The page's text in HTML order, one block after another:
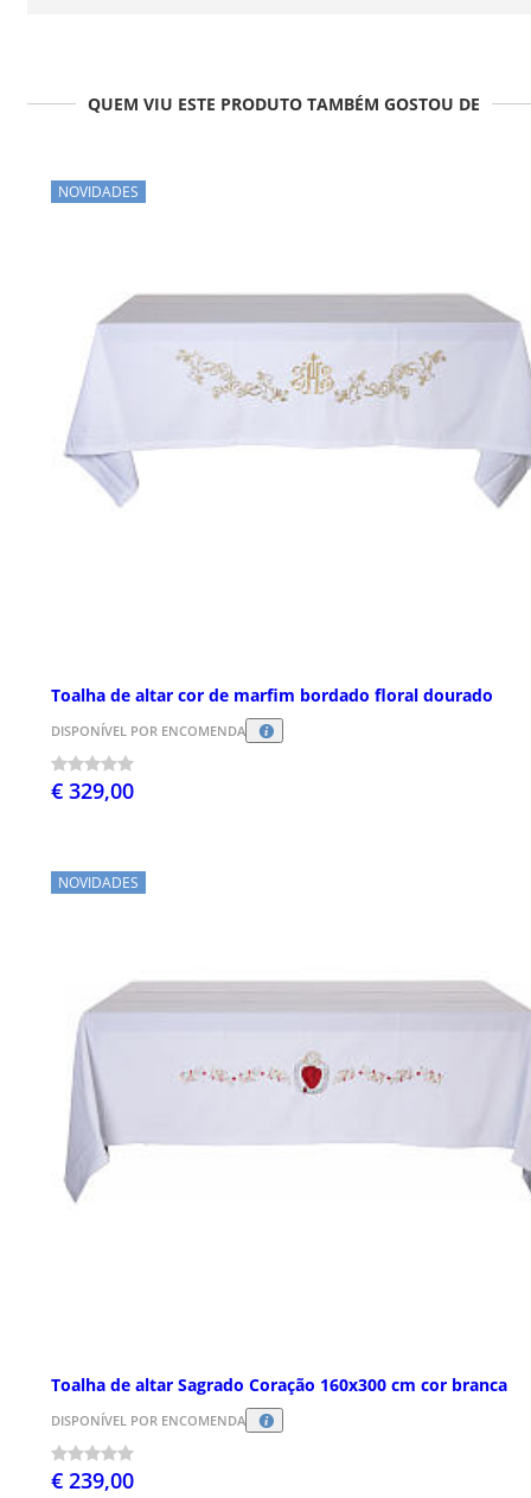
QUEM VIU ESTE PRODUTO TAMBÉM GOSTOU DE
NOVIDADES
Toalha de altar cor de marfim bordado floral dourado
DISPONÍVEL POR ENCOMENDA
€ 329,00
NOVIDADES
Toalha de altar Sagrado Coração 160x300 cm cor branca
DISPONÍVEL POR ENCOMENDA
€ 239,00